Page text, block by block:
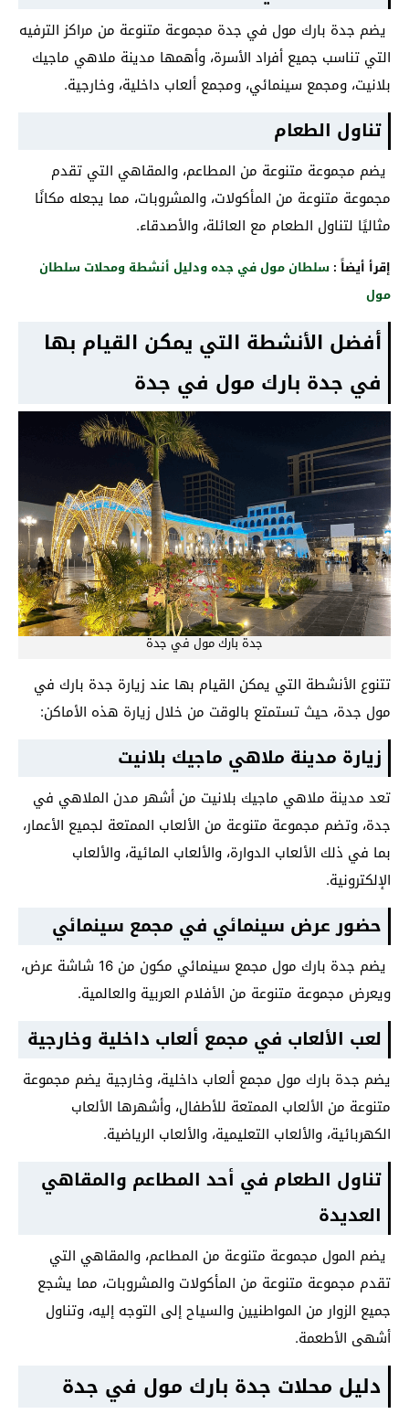
يضم جدة بارك مول في جدة مجموعة متنوعة من مراكز الترفيه
التي تناسب جميع أفراد الأسرة، وأهمها مدينة ملاهي ماجيك
بلانيت، ومجمع سينمائي، ومجمع ألعاب داخلية، وخارجية.
تناول الطعام
يضم مجموعة متنوعة من المطاعم، والمقاهي التي تقدم
مجموعة متنوعة من المأكولات، والمشروبات، مما يجعله مكانًا
مثاليًا لتناول الطعام مع العائلة، والأصدقاء.
إقرأ أيضاً : سلطان مول في جده ودليل أنشطة ومحلات سلطان
مول
أفضل الأنشطة التي يمكن القيام بها
في جدة بارك مول في جدة
جدة بارك مول في جدة
تتنوع الأنشطة التي يمكن القيام بها عند زيارة جدة بارك في
مول جدة، حيث تستمتع بالوقت من خلال زيارة هذه الأماكن:
زيارة مدينة ملاهي ماجيك بلانيت
تعد مدينة ملاهي ماجيك بلانيت من أشهر مدن الملاهي في
جدة، وتضم مجموعة متنوعة من الألعاب الممتعة لجميع الأعمار،
بما في ذلك الألعاب الدوارة، والألعاب المائية، والألعاب
الإلكترونية.
حضور عرض سينمائي في مجمع سينمائي
يضم جدة بارك مول مجمع سينمائي مكون من 16 شاشة عرض،
ويعرض مجموعة متنوعة من الأفلام العربية والعالمية.
لعب الألعاب في مجمع ألعاب داخلية وخارجية
يضم جدة بارك مول مجمع ألعاب داخلية، وخارجية يضم مجموعة
متنوعة من الألعاب الممتعة للأطفال، وأشهرها الألعاب
الكهربائية، والألعاب التعليمية، والألعاب الرياضية.
تناول الطعام في أحد المطاعم والمقاهي
العديدة
يضم المول مجموعة متنوعة من المطاعم، والمقاهي التي
تقدم مجموعة متنوعة من المأكولات والمشروبات، مما يشجع
جميع الزوار من المواطنيين والسياح إلى التوجه إليه، وتناول
أشهى الأطعمة.
دليل محلات جدة بارك مول في جدة